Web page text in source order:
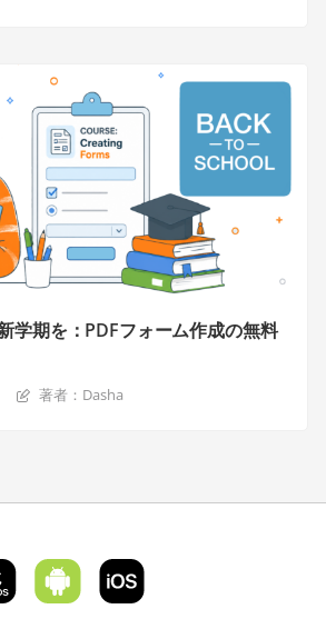
学期を：PDFフォーム作成の無料
著者：Dasha